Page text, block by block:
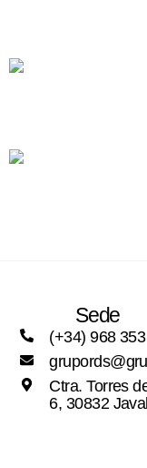
Sede
(+34) 968
Ctra. Torres
6, 30832